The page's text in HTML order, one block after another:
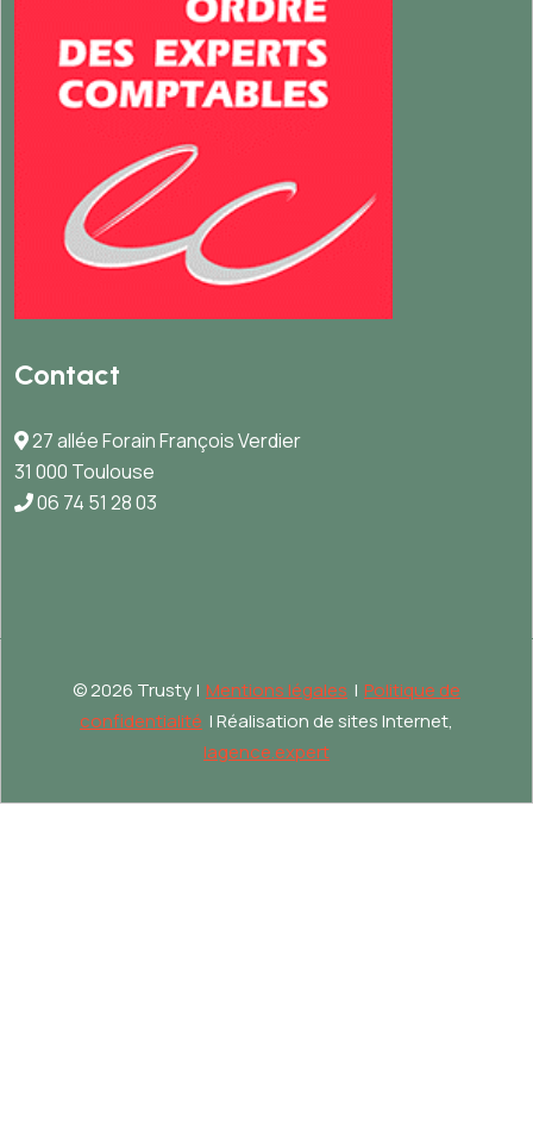
Contact
27 allée Forain François Verdier
31 000 Toulouse
06 74 51 28 03
©2026 Trusty | Mentions légales | Politique de
confidentialité | Réalisation de sites Internet,
lagence.expert